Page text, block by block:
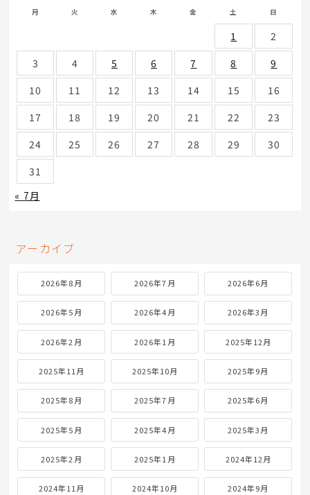
月 火 水 木 金 土 日
1
2
3
4 5 6 7 8
9
10
11 12 13 14 15
16
17
18 19 20 21 22
23
24
25 26 27 28 29
30
31
« 7月
アーカイブ
2026年8月 2026年7月 2026年6月
2026年5月 2026年4月 2026年3月
2026年2月 2026年1月 2025年12月
2025年11月 2025年10月 2025年9月
2025年8月 2025年7月 2025年6月
2025年5月 2025年4月 2025年3月
2025年2月 2025年1月 2024年12月
2024年11月 2024年10月 2024年9月